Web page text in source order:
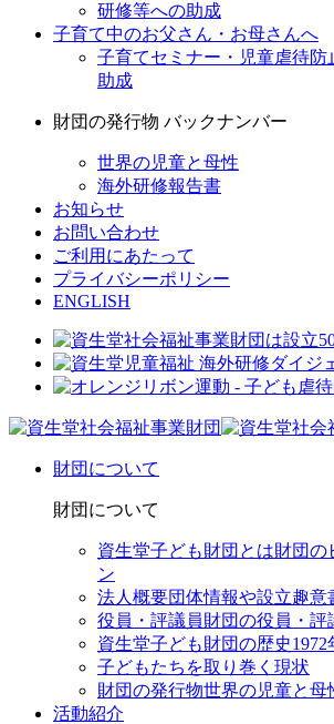
研修等への助成
子育て中のお父さん・お母さんへ
子育てセミナー・児童虐待防
助成
財団の発行物 バックナンバー
世界の児童と母性
海外研修報告書
お知らせ
お問い合わせ
ご利用にあたって
プライバシーポリシー
ENGLISH
財団について
財団について
資生堂子ども財団とは財団の
ン
法人概要団体情報や設立趣意
役員・評議員財団の役員・評
資生堂子ども財団の歴史
子どもたちを取り巻く現状
財団の発行物世界の児童と母
活動紹介